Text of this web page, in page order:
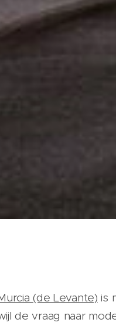
(de Levante) is
de vraag naar